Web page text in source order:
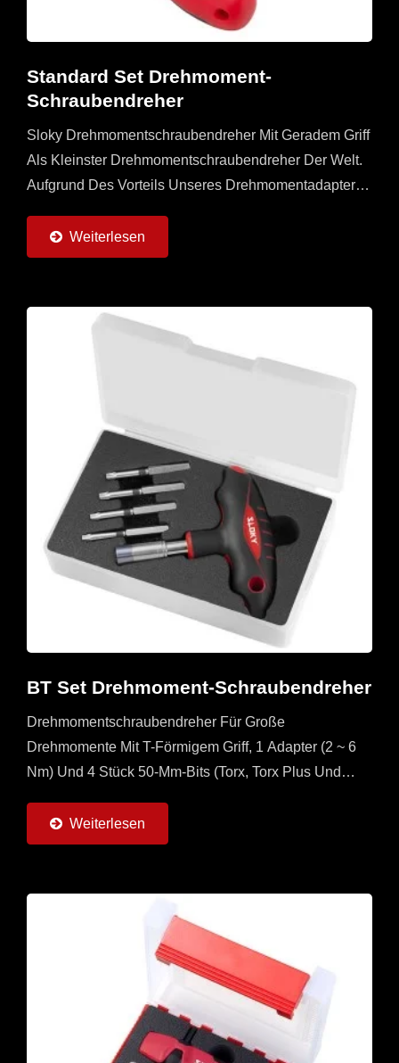
Standard Set Drehmoment-
Schraubendreher
Sloky Drehmomentschraubendreher Mit Geradem Griff
Als Kleinster Drehmomentschraubendreher Der Welt.
Aufgrund Des Vorteils Unseres Drehmomentadapters
Griff... Weiterlesen
BT Set Drehmoment-Schraubendreher
Drehmomentschraubendreher Für Große
Drehmomente Mit T-Förmigem Griff, 1 Adapter (2 ~ 6
Nm) Und 4 Stück 50-Mm-Bits (Torx, Torx Plus Und
Ist Dies Der Beste...
Weiterlesen